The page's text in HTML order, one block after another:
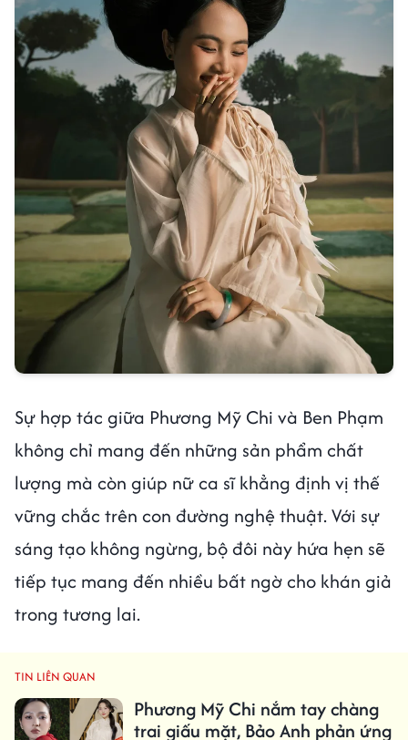
Sự hợp tác giữa Phương Mỹ Chi và Ben Phạm
không chỉ mang đến những sản phẩm chất
lượng mà còn giúp nữ ca sĩ khẳng định vị thế
vững chắc trên con đường nghệ thuật. Với sự
sáng tạo không ngừng, bộ đôi này hứa hẹn sẽ
tiếp tục mang đến nhiều bất ngờ cho khán giả
trong tương lai.
TIN LIÊN QUAN
Phương Mỹ Chi nắm tay chàng
trai giấu mặt, Bảo Anh phản ứng